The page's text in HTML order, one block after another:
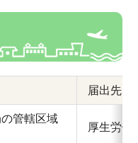
届出先
管轄区域
厚生労働